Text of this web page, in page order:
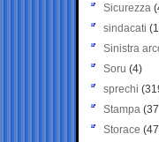
Sicurezza
sindacati
Sinistra
Soru (4)
sprechi
Stampa
Storace